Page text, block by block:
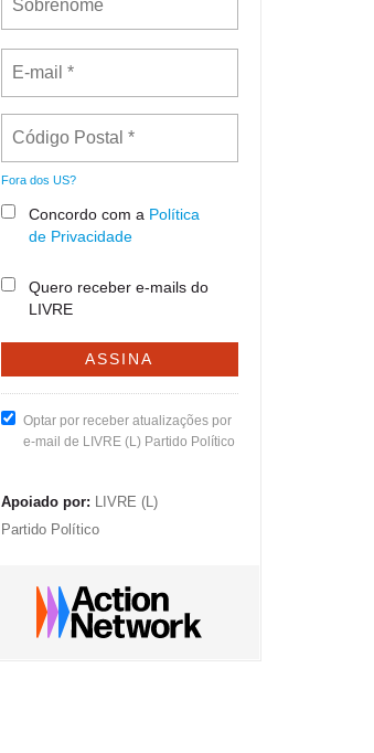
Fora dos US?
Concordo com a Política
de Privacidade
Quero receber e-mails do
LIVRE
Optar por receber atualizações por
e-mail de LIVRE (L) Partido Político
Apoiado por: LIVRE (L)
Partido Político